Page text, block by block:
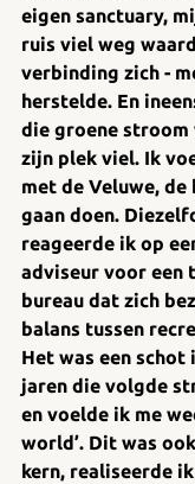
eigen sanctuary,
ruis viel weg
verbinding zich -
herstelde. En
die groene
zijn plek viel. Ik
met de Veluwe, de
gaan doen.
reageerde ik op
adviseur voor een
bureau dat zich
balans tussen
Het was een schot
jaren die volgde
en voelde ik me
world’. Dit was
kern, realiseerde